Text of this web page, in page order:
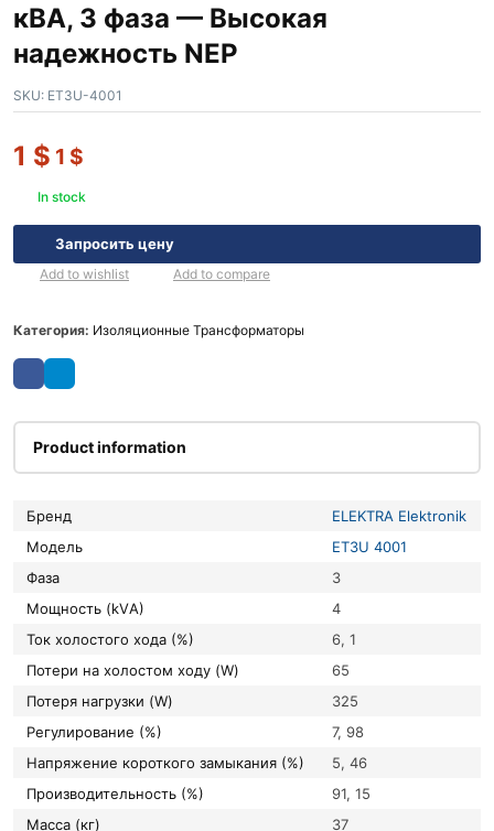
кВА, 3 фаза — Высокая
надежность NEP
SKU: ET3U-4001
1 $ 1 $
In stock
Запросить цену
Add to wishlist Add to compare
Категория: Изоляционные Трансформаторы
Product information
Бренд
ELEKTRA Elektronik
Модель
ET3U 4001
Фаза
3
Мощность (kVА)
4
Ток холостого хода (%)
6, 1
Потери на холостом ходу (W)
65
Потеря нагрузки (W)
325
Регулирование (%)
7, 98
Напряжение короткого замыкания (%)
5, 46
Производительность (%)
91, 15
Масса (кг)
37